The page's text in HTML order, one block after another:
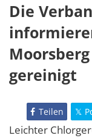
Die
gereinigt
Teilen
Leichter